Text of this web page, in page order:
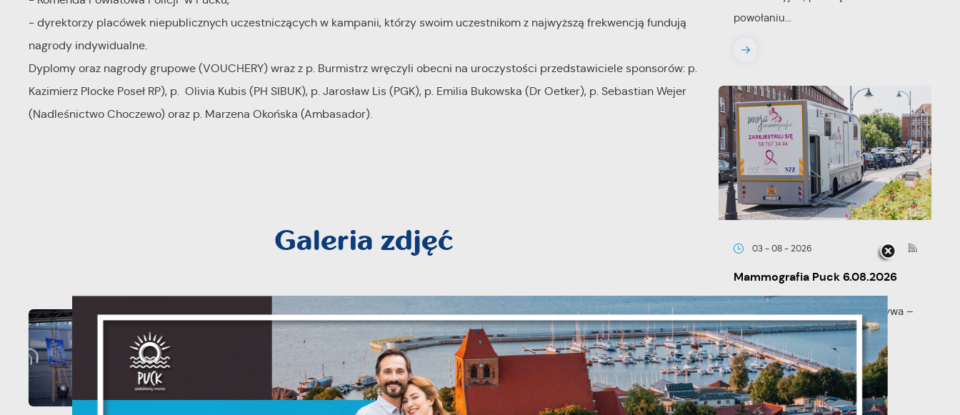
- dyrektorzy placówek niepublicznych uczestniczących w kampanii, którzy swoim uczestnikom z najwyższą frekwencją fundują
nagrody indywidualne.
Dyplomy oraz nagrody grupowe (VOUCHERY) wraz z p. Burmistrz wręczyli obecni na uroczystości przedstawiciele sponsorów: p.
Kazimierz Plocke Poseł RP), p. Olivia Kubis (PH SIBUK), p. Jarosław Lis (PGK), p. Emilia Bukowska (Dr Oetker), p. Sebastian Wejer
(Nadleśnictwo Choczewo) oraz p. Marzena Okońska (Ambasador).
Galeria zdjęć
powołaniu...
03 - 08 - 2026
Mammografia Puck 6.08.2026
Letnia mammograficzna ofensywa –
kobieto, nie czekaj, badaj się! •
06.08.2026 Puck ul...
Ustawienia
Szanujemy Twoją prywatność. Możesz zmienić ustawienia cookies lub zaakceptować je
wszystkie. W dowolnym momencie możesz dokonać zmiany swoich ustawień.